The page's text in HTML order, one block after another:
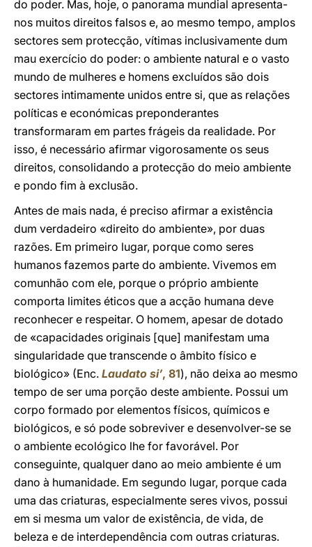
do poder. Mas, hoje, o panorama mundial apresenta-
nos muitos direitos falsos e, ao mesmo tempo, amplos
sectores sem protecção, vítimas inclusivamente dum
mau exercício do poder: o ambiente natural e o vasto
mundo de mulheres e homens excluídos são dois
sectores intimamente unidos entre si, que as relações
políticas e económicas preponderantes
transformaram em partes frágeis da realidade. Por
isso, é necessário afirmar vigorosamente os seus
direitos, consolidando a protecção do meio ambiente
e pondo fim à exclusão.
Antes de mais nada, é preciso afirmar a existência
dum verdadeiro «direito do ambiente», por duas
razões. Em primeiro lugar, porque como seres
humanos fazemos parte do ambiente. Vivemos em
comunhão com ele, porque o próprio ambiente
comporta limites éticos que a acção humana deve
reconhecer e respeitar. O homem, apesar de dotado
de «capacidades originais [que] manifestam uma
singularidade que transcende o âmbito físico e
biológico» (Enc. Laudato si’, 81), não deixa ao mesmo
tempo de ser uma porção deste ambiente. Possui um
corpo formado por elementos físicos, químicos e
biológicos, e só pode sobreviver e desenvolver-se se
o ambiente ecológico lhe for favorável. Por
conseguinte, qualquer dano ao meio ambiente é um
dano à humanidade. Em segundo lugar, porque cada
uma das criaturas, especialmente seres vivos, possui
em si mesma um valor de existência, de vida, de
beleza e de interdependência com outras criaturas.